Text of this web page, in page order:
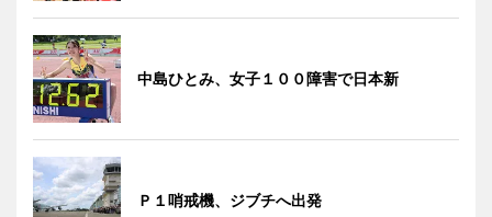
中島ひとみ、女子１００障害で日本新
Ｐ１哨戒機、ジブチへ出発